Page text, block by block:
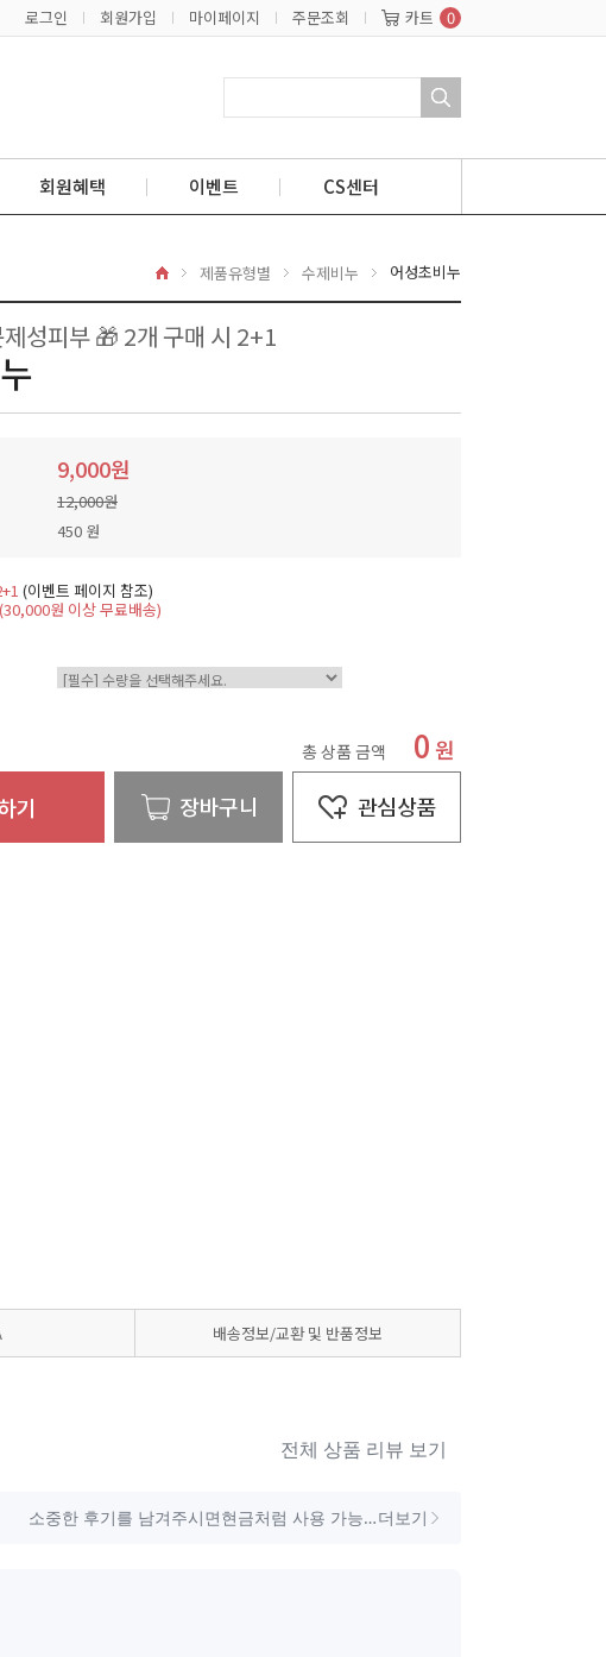
로그인 회원가입 마이페이지 주문조회 카트 0
회원혜택 이벤트 CS센터
home 제품유형별 수제비누 어성초비누
성피부 🎁 2개 구매 시 2+1
9,000원
12,000원
450 원
(이벤트 페이지 참조)
(30,000원 이상 무료배송)
총 상품 금액 0 원
배송정보/교환 및 반품정보